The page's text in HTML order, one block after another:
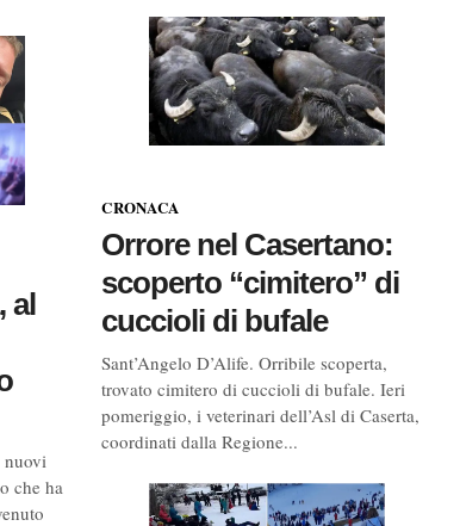
al
nuovi
che ha
CRONACA
Orrore nel Casertano:
scoperto “cimitero” di
cuccioli di bufale
Sant’Angelo D’Alife. Orribile scoperta,
trovato cimitero di cuccioli di bufale. Ieri
pomeriggio, i veterinari dell’Asl di Caserta,
coordinati dalla Regione...